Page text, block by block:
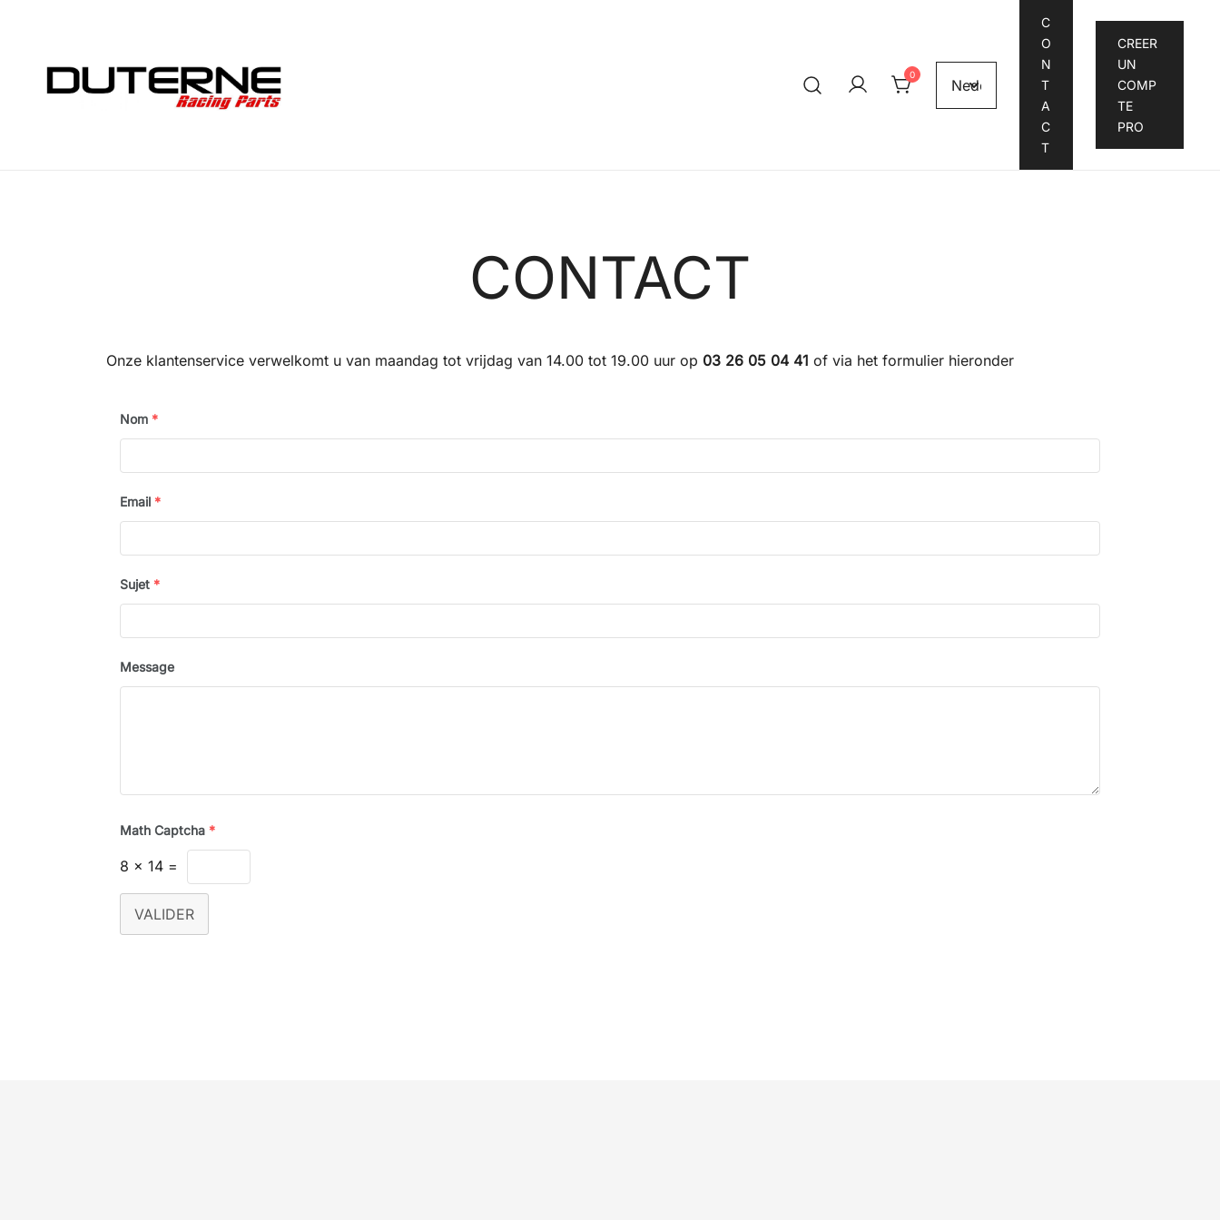
0
C
O
N
T
A
C
T
CREER
UN
COMP
TE
PRO
CONTACT
Onze klantenservice verwelkomt u van maandag tot vrijdag van 14.00 tot 19.00 uur op 03 26 05 04 41 of via het formulier hieronder
Nom *
Email *
Sujet *
Message
Math Captcha *
8 x 14 =
VALIDER